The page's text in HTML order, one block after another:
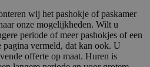
wij het pashokje of paskamer
onze mogelijkheden. Wilt u
periode of meer pashokjes of een
pagina vermeld, dat kan ook. U
offerte op maat. Huren is